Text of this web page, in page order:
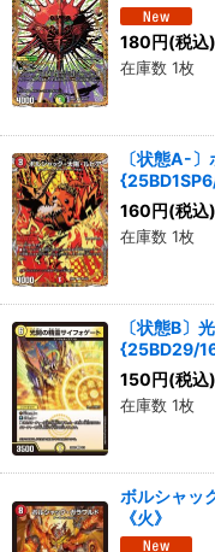
180円(税込)
在庫数 1枚
〔状態A-〕
160円(税込)
在庫数 1枚
〔状態B〕
{25BD29/
150円(税込)
在庫数 1枚
ボルシャッ
《火》